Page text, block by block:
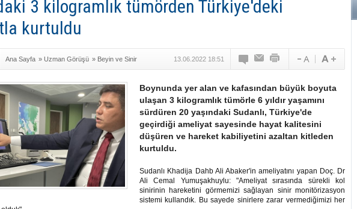
3 kilogramlık tümörden Türkiye'deki
kurtuldu
Ana Sayfa » Uzman Görüşü » Beyin ve Sinir
Cerrahisi
13.06.2022 18:51
Boynunda yer alan ve kafasından büyük boyuta
ulaşan 3 kilogramlık tümörle 6 yıldır yaşamını
sürdüren 20 yaşındaki Sudanlı, Türkiye'de
geçirdiği ameliyat sayesinde hayat kalitesini
düşüren ve hareket kabiliyetini azaltan kitleden
kurtuldu.
Sudanlı Khadija Dahb Ali Abaker'in ameliyatını yapan Doç. Dr
Ali Cemal Yumuşakhuylu: "Ameliyat sırasında sürekli kol
sinirinin hareketini görmemizi sağlayan sinir monitörizasyon
sistemi kullandık. Bu sayede sinirlere zarar vermediğimizi her